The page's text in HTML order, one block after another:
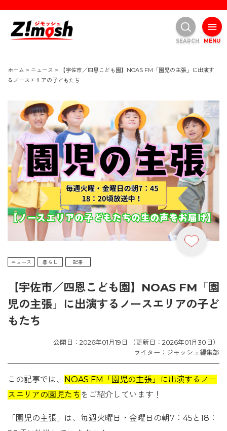
ホーム > ニュース >
【宇佐市／四恩こども園】NOAS FM「園児の主張」に出演す
るノースエリアの子どもたち
ニュース 暮らし 記事
【宇佐市／四恩こども園】NOAS FM「園
児の主張」に出演するノースエリアの子ど
もたち
公開日：2026年01月19日 （更新日：2026年01月30日）
ライター：ジモッシュ編集部
この記事では、
NOAS FM「園児の主張」に出演するノー
スエリアの園児たち をご紹介しています！
「園児の主張」は、毎週火曜日・金曜日の朝7：45と18：
MENU
SEARCH